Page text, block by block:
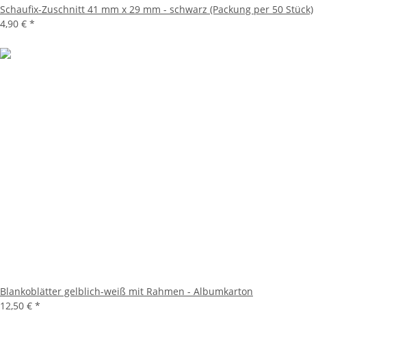
Schaufix-Zuschnitt 41 mm x 29 mm - schwarz (Packung per 50 Stück)
4,90 € *
Blankoblätter gelblich-weiß mit Rahmen - Albumkarton
12,50 € *